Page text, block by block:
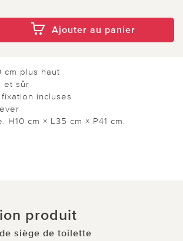
Ajouter au panier
cm plus haut
et sûr
incluses
H10 cm × L35 cm × P41 cm.
produit
siège de toilette